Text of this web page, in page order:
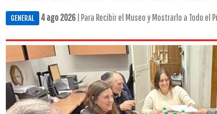
GENERAL 4 ago 2026 | Para Recibir el Museo y Mostrarlo a Todo el